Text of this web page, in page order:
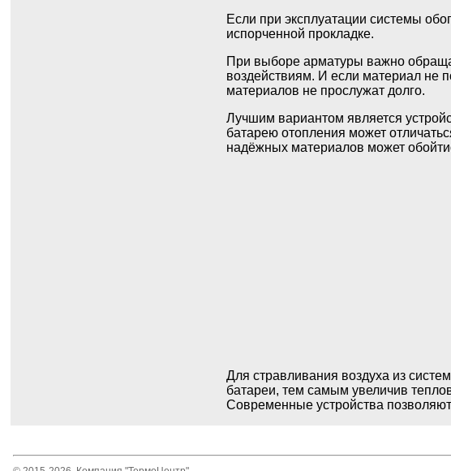
Если при эксплуатации системы
испорченной прокладке.
При выборе арматуры важно
воздействиям. И если материал не
материалов не прослужат долго.
Лучшим вариантом является
батарею отопления может
надёжных материалов может
Для стравливания воздуха из
батареи, тем самым увеличив
Современные устройства